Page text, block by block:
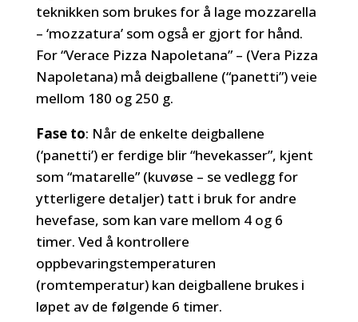
teknikken som brukes for å lage mozzarella
– ‘mozzatura’ som også er gjort for hånd.
For “Verace Pizza Napoletana” – (Vera Pizza
Napoletana) må deigballene (“panetti”) veie
mellom 180 og 250 g.
Fase to: Når de enkelte deigballene
(‘panetti’) er ferdige blir “hevekasser”, kjent
som “matarelle” (kuvøse – se vedlegg for
ytterligere detaljer) tatt i bruk for andre
hevefase, som kan vare mellom 4 og 6
timer. Ved å kontrollere
oppbevaringstemperaturen
(romtemperatur) kan deigballene brukes i
løpet av de følgende 6 timer.